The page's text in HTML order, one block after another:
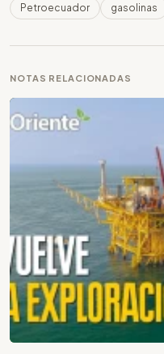
Petroecuador gasolinas
NOTAS RELACIONADAS